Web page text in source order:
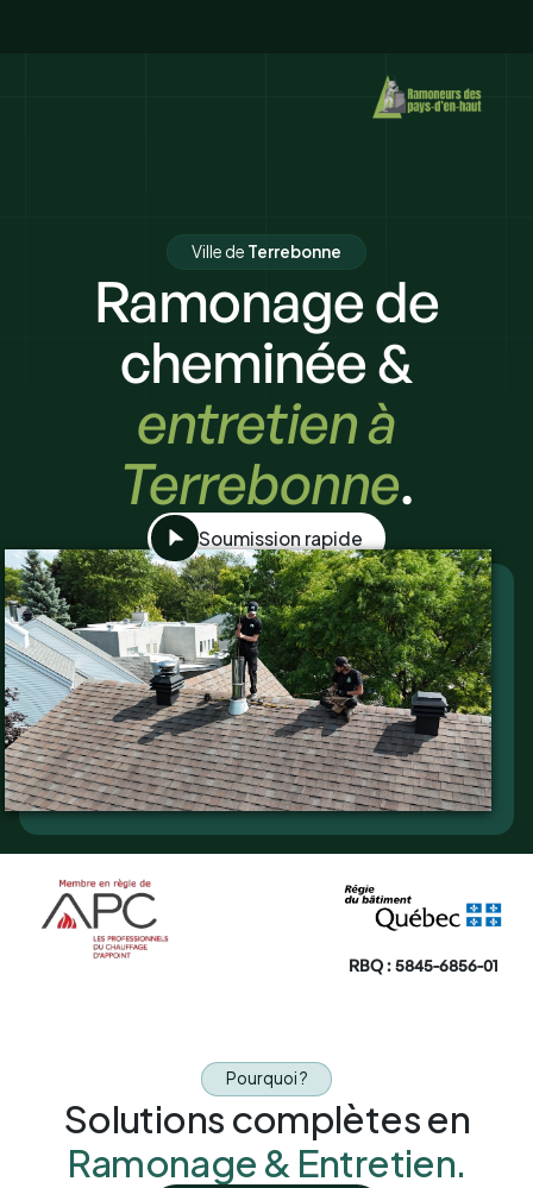
Ville de Terrebonne
Ramonage de
cheminée &
entretien à
Terrebonne.
Soumission rapide
RBQ : 5845-6856-01
Pourquoi ?
Solutions complètes en
Ramonage & Entretien.